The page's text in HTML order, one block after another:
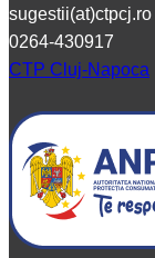
sugestii(at)ctpcj.ro
0264-430917
CTP Cluj-Napoca